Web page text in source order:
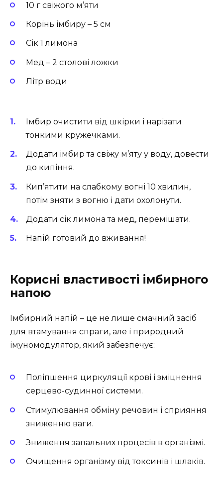
10 г свіжого м’яти
Корінь імбиру – 5 см
Сік 1 лимона
Мед – 2 столові ложки
Літр води
Імбир очистити від шкірки і нарізати
тонкими кружечками.
Додати імбир та свіжу м’яту у воду, довести
до кипіння.
Кип’ятити на слабкому вогні 10 хвилин,
потім зняти з вогню і дати охолонути.
Додати сік лимона та мед, перемішати.
Напій готовий до вживання!
Корисні властивості імбирного
напою
Імбирний напій – це не лише смачний засіб
для втамування спраги, але і природний
імуномодулятор, який забезпечує:
Поліпшення циркуляції крові і зміцнення
серцево-судинної системи.
Стимулювання обміну речовин і сприяння
зниженню ваги.
Зниження запальних процесів в організмі.
Очищення організму від токсинів і шлаків.